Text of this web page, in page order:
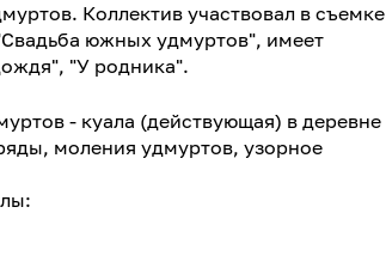
Коллектив участвовал в съемке
южных удмуртов", имеет
"У родника".
- куала (действующая) в деревне
моления удмуртов, узорное